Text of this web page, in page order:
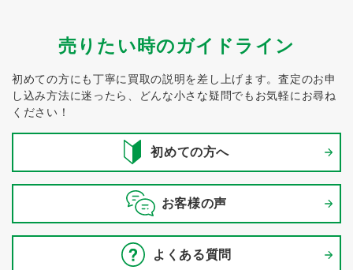
売りたい時のガイドライン
初めての方にも丁寧に買取の説明を差し上げます。査定のお申
し込み方法に迷ったら、どんな小さな疑問でもお気軽にお尋ね
ください！
初めての方へ
お客様の声
よくある質問